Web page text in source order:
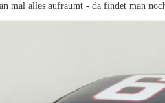
mal alles aufräumt - da findet man